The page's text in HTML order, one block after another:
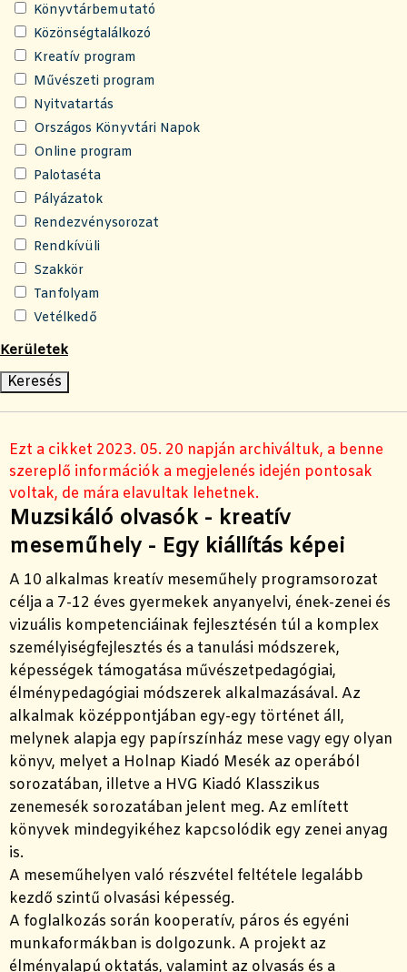
Könyvtárbemutató
Közönségtalálkozó
Kreatív program
Művészeti program
Nyitvatartás
Országos Könyvtári Napok
Online program
Palotaséta
Pályázatok
Rendezvénysorozat
Rendkívüli
Szakkör
Tanfolyam
Vetélkedő
Kerületek
Ezt a cikket 2023. 05. 20 napján archiváltuk, a benne
szereplő információk a megjelenés idején pontosak
voltak, de mára elavultak lehetnek.
Muzsikáló olvasók - kreatív
meseműhely - Egy kiállítás képei
A 10 alkalmas kreatív meseműhely programsorozat
célja a 7-12 éves gyermekek anyanyelvi, ének-zenei és
vizuális kompetenciáinak fejlesztésén túl a komplex
személyiségfejlesztés és a tanulási módszerek,
képességek támogatása művészetpedagógiai,
élménypedagógiai módszerek alkalmazásával. Az
alkalmak középpontjában egy-egy történet áll,
melynek alapja egy papírszínház mese vagy egy olyan
könyv, melyet a Holnap Kiadó Mesék az operából
sorozatában, illetve a HVG Kiadó Klasszikus
zenemesék sorozatában jelent meg. Az említett
könyvek mindegyikéhez kapcsolódik egy zenei anyag
is.
A meseműhelyen való részvétel feltétele legalább
kezdő szintű olvasási képesség.
A foglalkozás során kooperatív, páros és egyéni
munkaformákban is dolgozunk. A projekt az
élményalapú oktatás, valamint az olvasás és a